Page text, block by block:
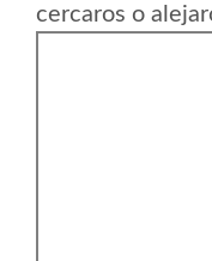
cercaros o